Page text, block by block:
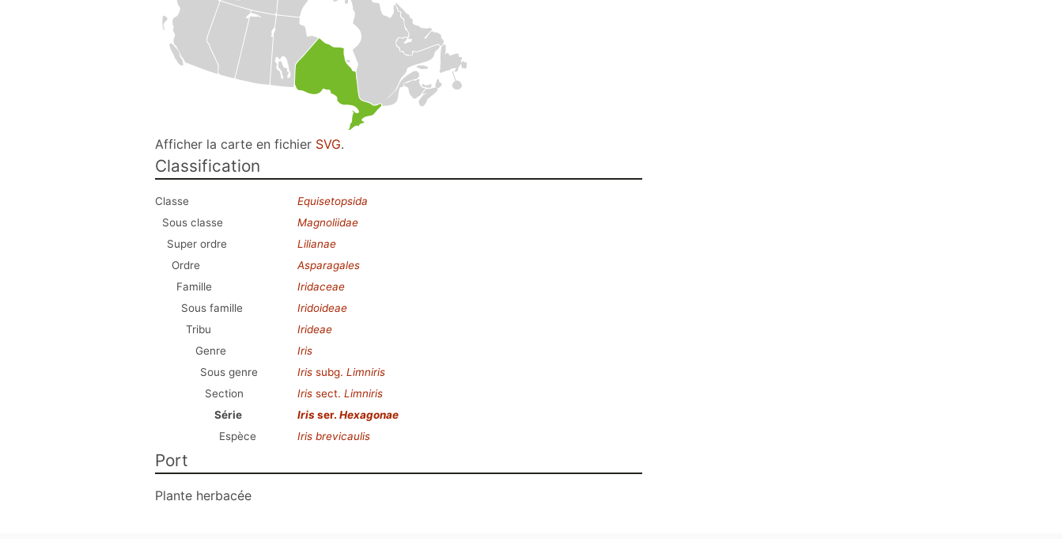
Afficher la carte en fichier SVG.
Classification
Classe
Equisetopsida
Sous classe
Magnoliidae
Super ordre
Lilianae
Ordre
Asparagales
Famille
Iridaceae
Sous famille
Iridoideae
Tribu
Irideae
Genre
Iris
Sous genre
Iris subg. Limniris
Section
Iris sect. Limniris
Série
Iris ser. Hexagonae
Espèce
Iris brevicaulis
Port
Plante herbacée